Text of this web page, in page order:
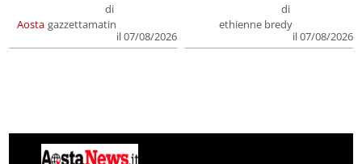
Aosta
di
gazzettamatin
il 07/08/2026
di
ethienne bredy
il 07/08/2026